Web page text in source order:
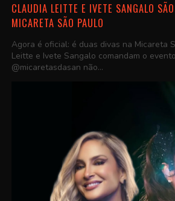
CLAUDIA LEITTE E IVETE SANGALO
MICARETA SÃO PAULO
Agora é oficial: é duas divas na Micareta
Leitte e Ivete Sangalo comandam o
@micaretasdasan não...